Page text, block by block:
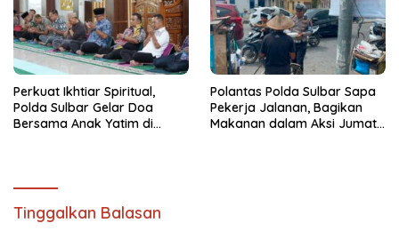
Perkuat Ikhtiar Spiritual,
Polda Sulbar Gelar Doa
Bersama Anak Yatim di
Polantas Polda Sulbar Sapa
Pekerja Jalanan, Bagikan
Makanan dalam Aksi Jumat
Tinggalkan Balasan